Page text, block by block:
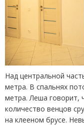
Над центральной
метра. В спальнях
метра. Леша говорит,
количество венцов
на клееном брусе.